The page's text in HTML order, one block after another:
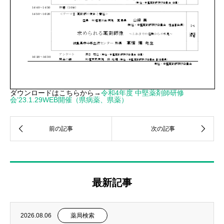
ダウンロードはこちらから→令和4年度 中堅薬剤師研修
会’23.1.29WEB開催（県病薬、県薬）
最新記事
2026.08.06 薬局検索